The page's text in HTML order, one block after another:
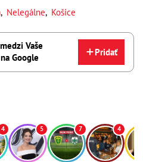
, Nelegálne, Košice
Vaše
Google
Pridať
4 5 7 4